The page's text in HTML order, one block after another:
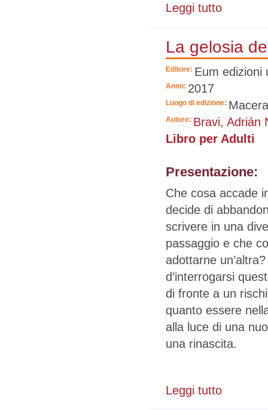
Leggi tutto
La gelosia
Editore: Eum edizioni
Anno: 2017
Luogo di edizione:
Autore: Bravi, Adrián
Libro per Adulti
Presentazione:
Che cosa accade
decide di
scrivere in una
passaggio e che
adottarne
d’interrogarsi
di fronte a un
quanto essere
alla luce di una
una rinascita.
Leggi tutto